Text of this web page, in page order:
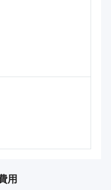
用